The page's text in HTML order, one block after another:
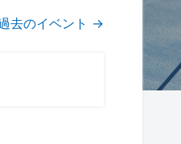
去のイベント →